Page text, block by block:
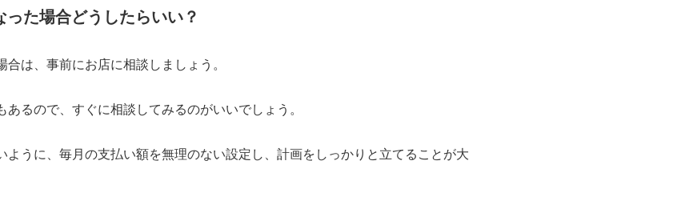
た場合どうしたらいい？
は、事前にお店に相談しましょう。
あるので、すぐに相談してみるのがいいでしょう。
ように、毎月の支払い額を無理のない設定し、計画をしっかりと立てることが大